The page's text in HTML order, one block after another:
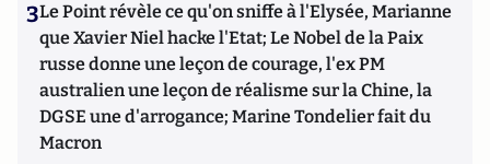
3Le Point révèle ce qu'on sniffe à l'Elysée, Marianne
que Xavier Niel hacke l'Etat; Le Nobel de la Paix
russe donne une leçon de courage, l'ex PM
australien une leçon de réalisme sur la Chine, la
DGSE une d'arrogance; Marine Tondelier fait du
Macron